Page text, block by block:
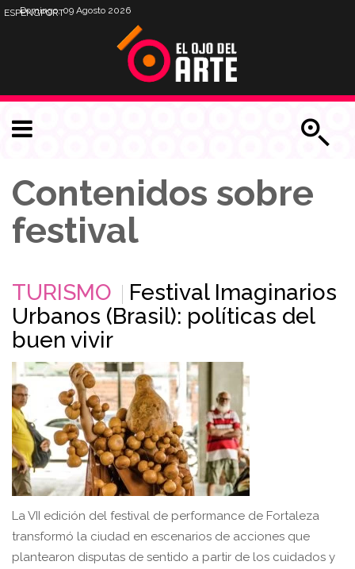
Domingo, 09 Agosto 2026
ESPENGPORT
Contenidos sobre
festival
TURISMO
Festival Imaginarios
Urbanos (Brasil): políticas del
buen vivir
La VII edición del festival de performance de Fortaleza
transformó la ciudad en escenarios de acciones que
plantearon disputas de sentido a partir de los cuidados y